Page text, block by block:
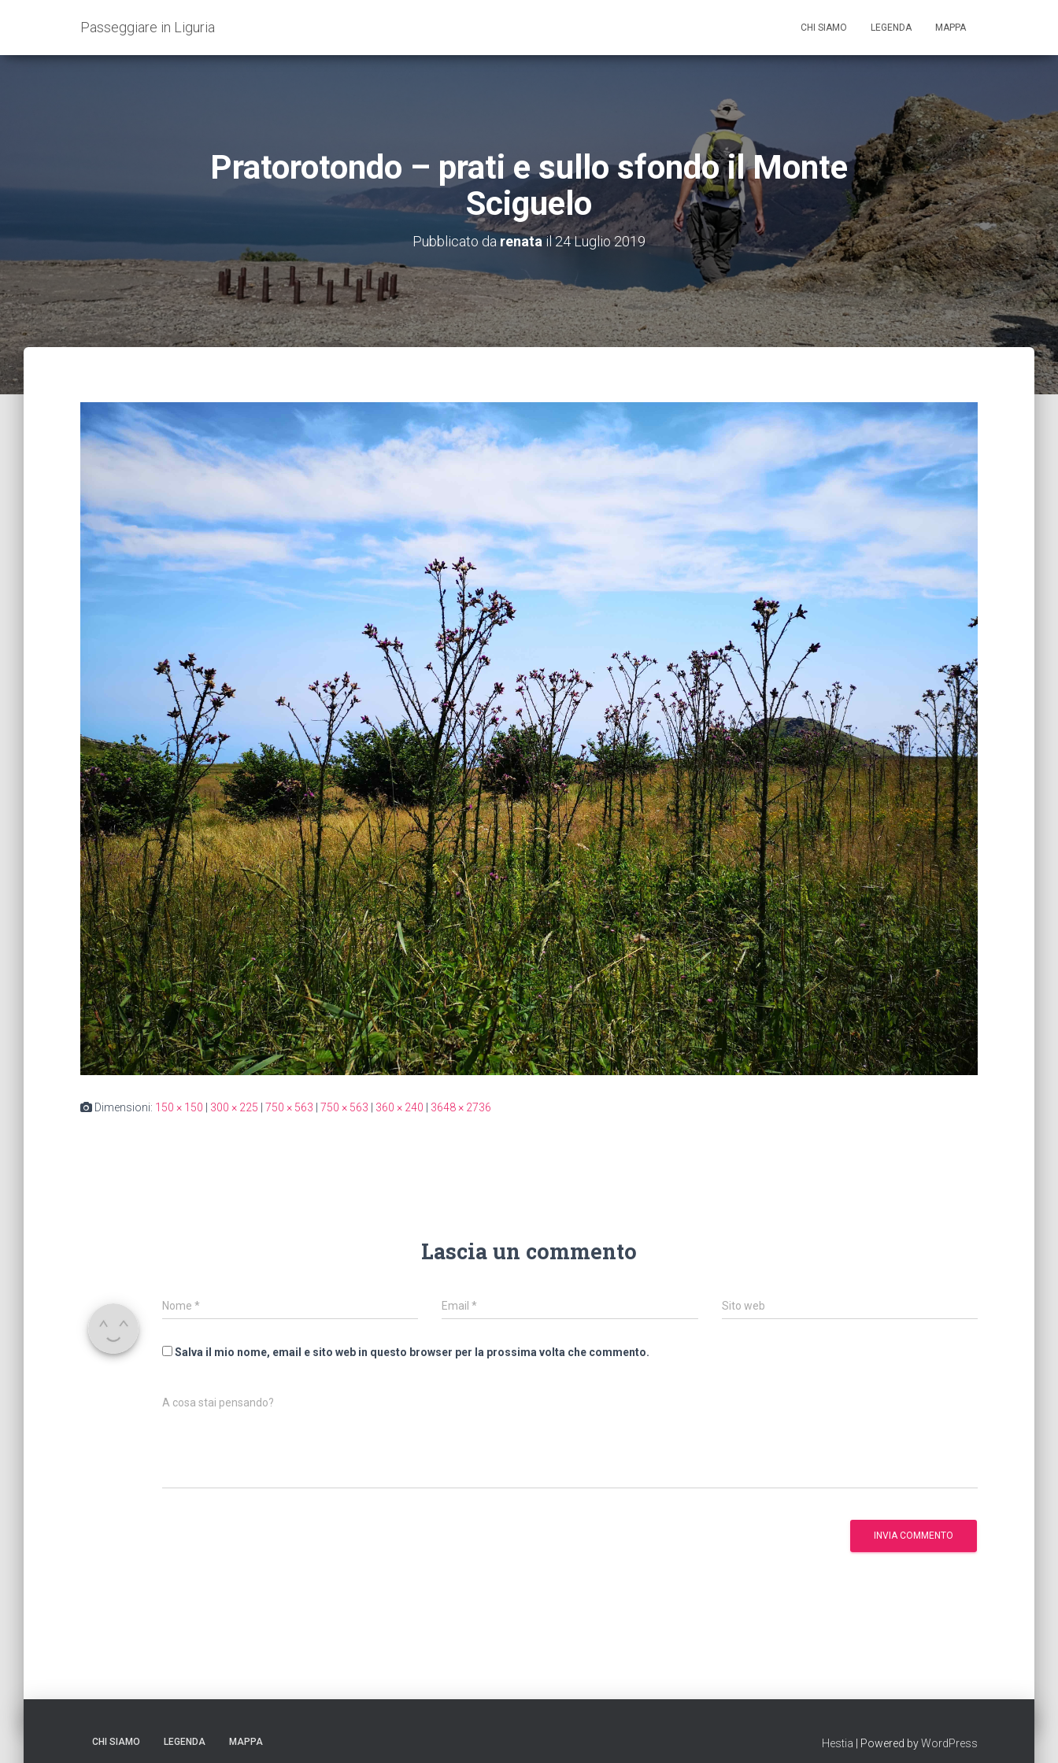
Passeggiare in Liguria CHI SIAMO LEGENDA MAPPA
Pratorotondo – prati e sullo sfondo il Monte
Sciguelo
Pubblicato da renatail24 Luglio 2019
Dimensioni: 150 × 150 300 × 225 750 × 563 750 × 563 360 × 240 3648 × 2736
Lascia un commento
Nome * Email* Sito web
Salva il mio nome, email e sito web in questo browser per la prossima volta che commento.
A cosa stai pensando?
CHI SIAMO LEGENDA MAPPA Hestia | Powered byWordPress